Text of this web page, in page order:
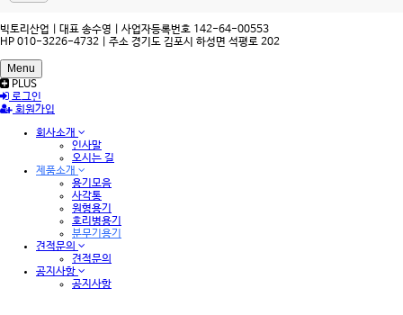
빅토리산업 | 대표 송수영 | 사업자등록번호 142-64-00553
HP 010-3226-4732 | 주소 경기도 김포시 하성면 석평로 202
Menu
PLUS
로그인
회원가입
회사소개
인사말
오시는 길
제품소개
용기모음
사각통
원형용기
호리병용기
분무기용기
견적문의
견적문의
공지사항
공지사항